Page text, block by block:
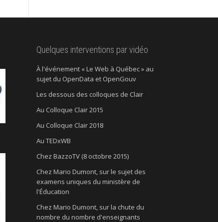
Quelques interventions par vidéo
À l'événement « Le Web à Québec » au
sujet du OpenData et OpenGouv
Les dessous des colloques de Clair
Au Colloque Clair 2015
Au Colloque Clair 2018
Au TEDxWB
Chez BazzoTV (8 octobre 2015)
Chez Mario Dumont, sur le sujet des
examens uniques du ministère de
l'Éducation
Chez Mario Dumont, sur la chute du
nombre du nombre d'enseignants